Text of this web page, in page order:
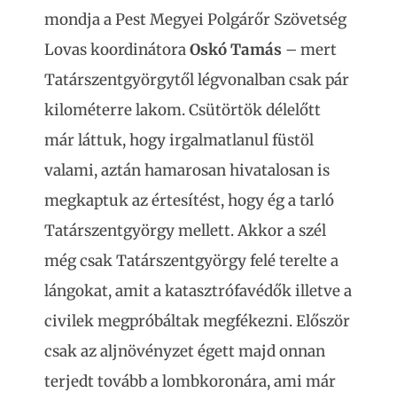
mondja a Pest Megyei Polgárőr Szövetség
Lovas koordinátoraOskó Tamás – mert
Tatárszentgyörgytől légvonalban csak pár
kilométerre lakom. Csütörtök délelőtt
már láttuk, hogy irgalmatlanul füstöl
valami, aztán hamarosan hivatalosan is
megkaptuk az értesítést, hogy ég a tarló
Tatárszentgyörgy mellett. Akkor a szél
még csak Tatárszentgyörgy felé terelte a
lángokat, amit a katasztrófavédők illetve a
civilek megpróbáltak megfékezni. Először
csak az aljnövényzet égett majd onnan
terjedt tovább a lombkoronára, ami már